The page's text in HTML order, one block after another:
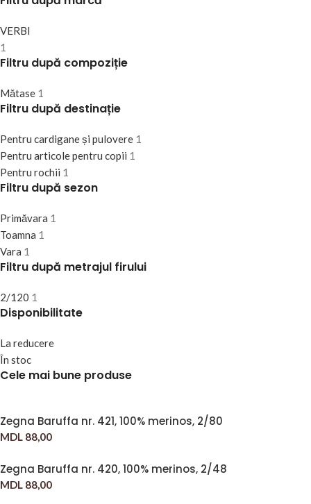
VERBI
1
Filtru după compoziție
Mătase 1
Filtru după destinație
Pentru cardigane și pulovere 1
Pentru articole pentru copii 1
Pentru rochii 1
Filtru după sezon
Primăvara 1
Toamna 1
Vara 1
Filtru după metrajul firului
2/120 1
Disponibilitate
La reducere
În stoc
Cele mai bune produse
Zegna Baruffa nr. 421, 100% merinos, 2/80
MDL 88,00
Zegna Baruffa nr. 420, 100% merinos, 2/48
MDL 88,00